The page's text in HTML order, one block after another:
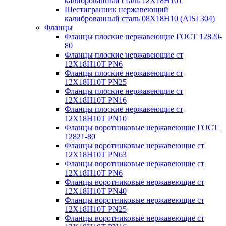
Шестигранник нержавеющий
калиброванный сталь 08Х18Н10 (AISI 304)
Фланцы
Фланцы плоские нержавеющие ГОСТ 12820-
80
Фланцы плоские нержавеющие ст
12Х18Н10Т PN6
Фланцы плоские нержавеющие ст
12Х18Н10Т PN25
Фланцы плоские нержавеющие ст
12Х18Н10Т PN16
Фланцы плоские нержавеющие ст
12Х18Н10Т PN10
Фланцы воротниковые нержавеющие ГОСТ
12821-80
Фланцы воротниковые нержавеющие ст
12Х18Н10Т PN63
Фланцы воротниковые нержавеющие ст
12Х18Н10Т PN6
Фланцы воротниковые нержавеющие ст
12Х18Н10Т PN40
Фланцы воротниковые нержавеющие ст
12Х18Н10Т PN25
Фланцы воротниковые нержавеющие ст